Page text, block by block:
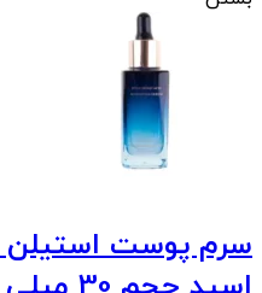
سرم پوست استیلن